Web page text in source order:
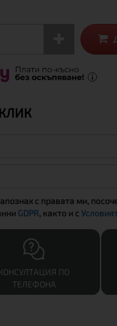
с правата ми,
GDPR, както и с
ПО
ТЕЛЕФОНА